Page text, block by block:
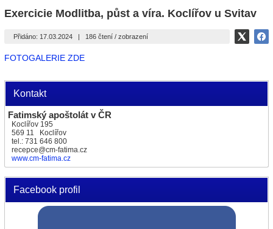
Kontakt
Fatimský apoštolát v ČR
Koclířov 195
569 11 Koclířov
tel.: 731 646 800
recepce@cm-fatima.cz
www.cm-fatima.cz
Facebook profil
Exercicie Modlitba, půst a víra. Koclířov u Svitav
Přidáno: 17.03.2024 | 186 čtení / zobrazení
FOTOGALERIE ZDE